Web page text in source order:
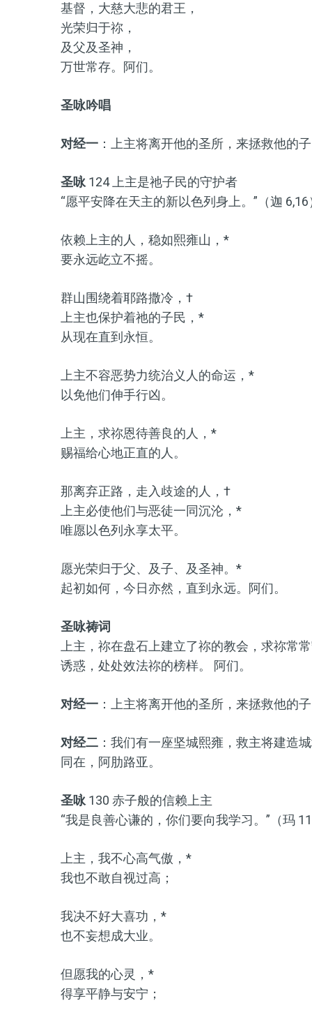
基督，大慈大悲的君王，
光荣归于祢，
及父及圣神，
万世常存。阿们。
圣咏吟唱
对经一 ：上主将离开他的圣所，来拯救他的
圣咏124 上主是祂子民的守护者
“愿平安降在天主的新以色列身上。”（迦 6,16
依赖上主的人，稳如熙雍山，*
要永远屹立不摇。
群山围绕着耶路撒冷，†
上主也保护着祂的子民，*
从现在直到永恒。
上主不容恶势力统治义人的命运，*
以免他们伸手行凶。
上主，求祢恩待善良的人，*
赐福给心地正直的人。
那离弃正路，走入歧途的人，†
上主必使他们与恶徒一同沉沦，*
唯愿以色列永享太平。
愿光荣归于父、及子、及圣神。*
起初如何，今日亦然，直到永远。阿们。
圣咏祷词
上主，祢在盘石上建立了祢的教会，求祢常
诱惑，处处效法祢的榜样。 阿们。
对经一 ：上主将离开他的圣所，来拯救他的
对经二 ：我们有一座坚城熙雍，救主将建造
同在，阿肋路亚。
圣咏130 赤子般的信赖上主
“我是良善心谦的，你们要向我学习。”（玛
上主，我不心高气傲，*
我也不敢自视过高；
我决不好大喜功，*
也不妄想成大业。
但愿我的心灵，*
得享平静与安宁；